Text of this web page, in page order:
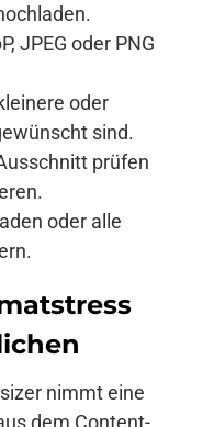
JPEG oder PNG
oder
sind.
prüfen
oder alle
nimmt eine
dem Content-